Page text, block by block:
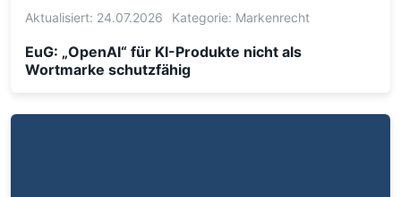
Aktualisiert: 24.07.2026 Kategorie: Markenrecht
EuG: „OpenAI“ für KI-Produkte nicht als
Wortmarke schutzfähig